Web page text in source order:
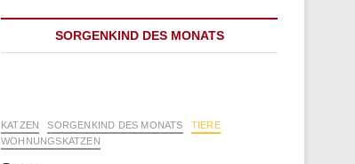
SORGENKIND DES MONATS
KATZEN SORGENKIND DES MONATS
TIERE
WOHNUNGSKATZEN